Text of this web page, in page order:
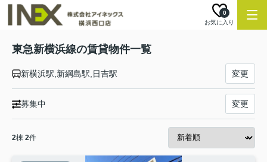
お気に入り
0
東急新横浜線の賃貸物件一覧
新横浜駅,新綱島駅,日吉駅 変更
募集中 変更
2棟 2件